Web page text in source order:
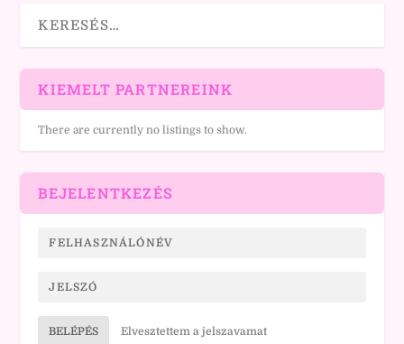
KIEMELT PARTNEREINK
There are currently no listings to show.
BEJELENTKEZÉS
BELÉPÉS Elvesztettem a jelszavamat